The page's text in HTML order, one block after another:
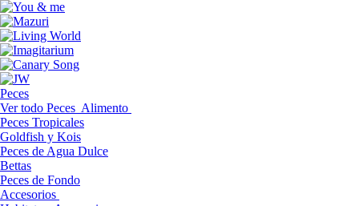
Peces
Ver todo Peces Alimento
Peces Tropicales
Goldfish y Kois
Peces de Agua Dulce
Bettas
Peces de Fondo
Accesorios